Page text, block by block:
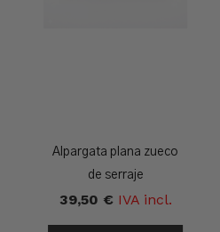
Alpargata plana zueco
de serraje
39,50 € IVA incl.